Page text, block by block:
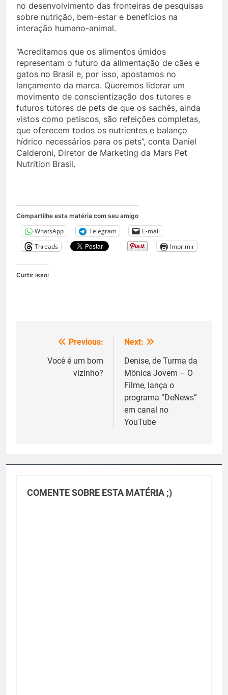
no desenvolvimento das fronteiras de pesquisas
sobre nutrição, bem-estar e benefícios na
interação humano-animal.
“Acreditamos que os alimentos úmidos
representam o futuro da alimentação de cães e
gatos no Brasil e, por isso, apostamos no
lançamento da marca. Queremos liderar um
movimento de conscientização dos tutores e
futuros tutores de pets de que os sachês, ainda
vistos como petiscos, são refeições completas,
que oferecem todos os nutrientes e balanço
hídrico necessários para os pets”, conta Daniel
Calderoni, Diretor de Marketing da Mars Pet
Nutrition Brasil.
Compartilhe esta matéria com seu amigo
WhatsApp Telegram
E-mail
Threads
Imprimir
Curtir isso:
Navegação
Previous:
Você é um bom
vizinho?
Next:
Denise, de Turma da
Mônica Jovem – O
Filme, lança o
programa “DeNews”
em canal no
YouTube
COMENTE SOBRE ESTA MATÉRIA ;)